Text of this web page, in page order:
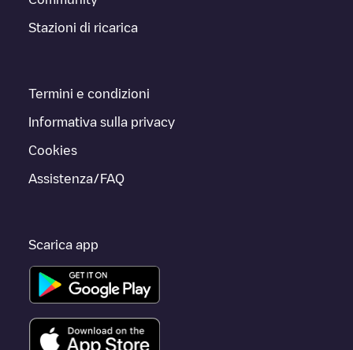
Stazioni di ricarica
Termini e condizioni
Informativa sulla privacy
Cookies
Assistenza/FAQ
Scarica app